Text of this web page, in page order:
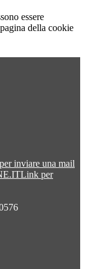
essere
della cookie
inviare una mail
Link per